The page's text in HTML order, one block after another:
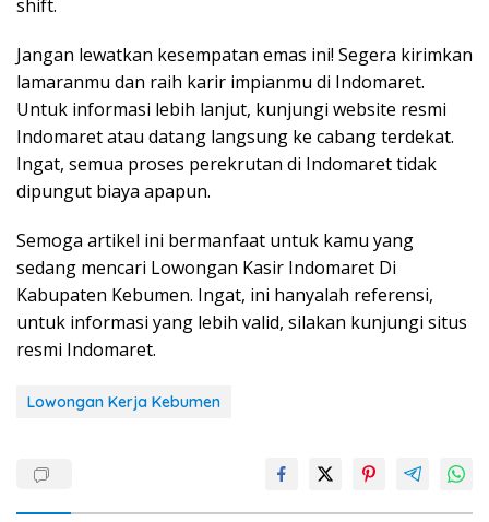
shift.
Jangan lewatkan kesempatan emas ini! Segera kirimkan
lamaranmu dan raih karir impianmu di Indomaret.
Untuk informasi lebih lanjut, kunjungi website resmi
Indomaret atau datang langsung ke cabang terdekat.
Ingat, semua proses perekrutan di Indomaret tidak
dipungut biaya apapun.
Semoga artikel ini bermanfaat untuk kamu yang
sedang mencari Lowongan Kasir Indomaret Di
Kabupaten Kebumen. Ingat, ini hanyalah referensi,
untuk informasi yang lebih valid, silakan kunjungi situs
resmi Indomaret.
Lowongan Kerja Kebumen